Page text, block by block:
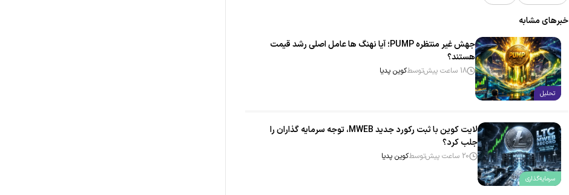
خبر‌های مشابه
تحلیل
جهش غیر منتظره PUMP؛ آیا نهنگ‌ ها عامل اصلی رشد قیمت
هستند؟
18 ساعت پیش توسطکوین پدیا
سرمایه‌گذاری
لایت‌ کوین با ثبت رکورد جدید MWEB، توجه سرمایه‌ گذاران را
جلب کرد؟
20 ساعت پیش توسطکوین پدیا